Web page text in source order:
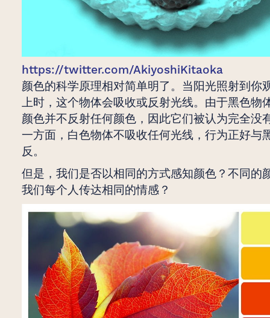
https://twitter.com/AkiyoshiKitaoka
颜色的科学原理相对简单明了。当阳光照射到你
上时，这个物体会吸收或反射光线。由于黑色物
颜色并不反射任何颜色，因此它们被认为完全没
一方面，白色物体不吸收任何光线，行为正好与
反。
但是，我们是否以相同的方式感知颜色？不同的
我们每个人传达相同的情感？